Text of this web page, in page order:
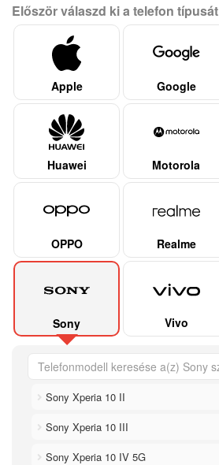
Először válaszd ki a telefon típusát
Apple Google
Huawei Motorola
OPPO Realme
Sony Vivo
Sony Xperia 10 II
Sony Xperia 10 III
Sony Xperia 10 IV 5G